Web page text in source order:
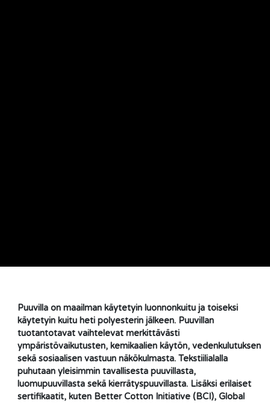
Puuvilla on maailman käytetyin luonnonkuitu ja toiseksi
käytetyin kuitu heti polyesterin jälkeen. Puuvillan
tuotantotavat vaihtelevat merkittävästi
ympäristövaikutusten, kemikaalien käytön, vedenkulutuksen
sekä sosiaalisen vastuun näkökulmasta. Tekstiilialalla
puhutaan yleisimmin tavallisesta puuvillasta,
luomupuuvillasta sekä kierrätyspuuvillasta. Lisäksi erilaiset
sertifikaatit, kuten Better Cotton Initiative (BCI), Global